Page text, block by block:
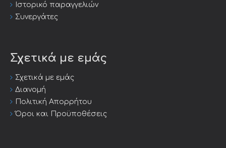
Ιστορικό παραγγελιών
Συνεργάτες
Σχετικά με εμάς
Σχετικά με εμάς
Διανομή
Πολιτική Απορρήτου
Όροι και Προϋποθέσεις